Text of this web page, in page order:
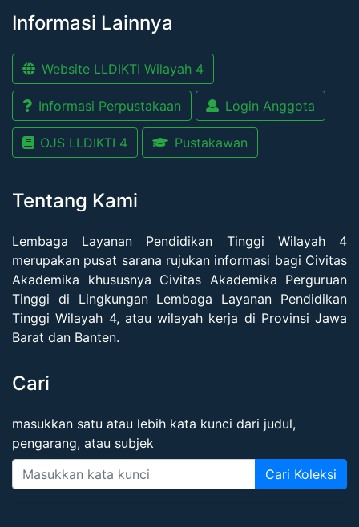
Informasi Lainnya
Website LLDIKTI Wilayah 4
Informasi Perpustakaan Login Anggota
OJS LLDIKTI 4 Pustakawan
Tentang Kami
Lembaga Layanan Pendidikan Tinggi Wilayah 4
merupakan pusat sarana rujukan informasi bagi Civitas
Akademika khususnya Civitas Akademika Perguruan
Tinggi di Lingkungan Lembaga Layanan Pendidikan
Tinggi Wilayah 4, atau wilayah kerja di Provinsi Jawa
Barat dan Banten.
Cari
masukkan satu atau lebih kata kunci dari judul,
pengarang, atau subjek
Cari Koleksi